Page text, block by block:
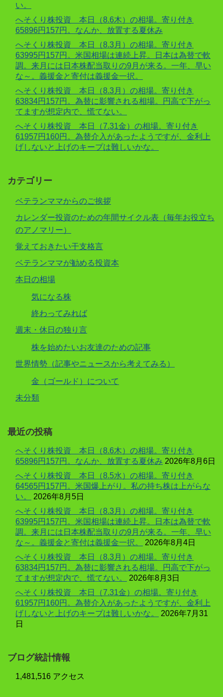
い。
へそくり株投資 本日（8.6木）の相場。寄り付き
65896円157円。なんか、放置する夏休み
へそくり株投資 本日（8.3月）の相場。寄り付き
63995円157円。米国相場は連続上昇。日本は為替で軟
調。来月には日本株配当取りの9月が来る。一年、早い
な～。義援金と寄付は義援金一択。
へそくり株投資 本日（8.3月）の相場。寄り付き
63834円157円。為替に影響される相場。円高で下がっ
てますが想定内で、慌てない。
へそくり株投資 本日（7.31金）の相場。寄り付き
61957円160円。為替介入があったようですが、金利上
げしないと上げのキープは難しいかな。
カテゴリー
ベテランママからのご挨拶
カレンダー投資のための年間サイクル表（毎年お役立ち
のアノマリー）
覚えておきたい干支格言
ベテランママが勧める投資本
本日の相場
気になる株
終わってみれば
週末・休日の独り言
株を始めたいお友達のための記事
世界情勢（記事やニュースから考えてみる）
金（ゴールド）について
未分類
最近の投稿
へそくり株投資 本日（8.6木）の相場。寄り付き
65896円157円。なんか、放置する夏休み 2026年8月6日
へそくり株投資 本日（8.5水）の相場。寄り付き
64565円157円。米国爆上がり。私の持ち株は上がらな
い。
2026年8月5日
へそくり株投資 本日（8.3月）の相場。寄り付き
63995円157円。米国相場は連続上昇。日本は為替で軟
調。来月には日本株配当取りの9月が来る。一年、早い
な～。義援金と寄付は義援金一択。
2026年8月4日
へそくり株投資 本日（8.3月）の相場。寄り付き
63834円157円。為替に影響される相場。円高で下がっ
てますが想定内で、慌てない。
2026年8月3日
へそくり株投資 本日（7.31金）の相場。寄り付き
61957円160円。為替介入があったようですが、金利上
げしないと上げのキープは難しいかな。
2026年7月31
日
ブログ統計情報
1,481,516 アクセス